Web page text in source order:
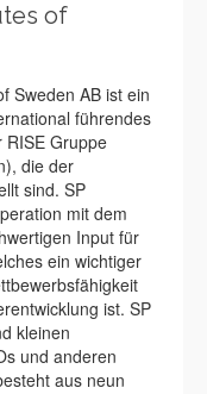
of
Sweden AB ist ein
führendes
RISE Gruppe
die der
sind. SP
mit dem
Input für
ein wichtiger
ist. SP
kleinen
und anderen
aus neun